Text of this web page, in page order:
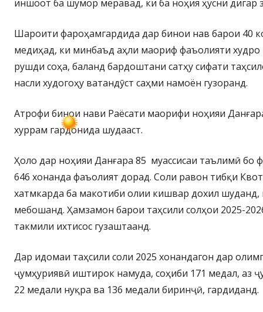
иншоот ба шумор меравад, ки ба ноҳия ҳусни дигар
Шароити фароҳамгардида дар бинои нав барои 40
медиҳад, ки минбаъд аҳли маориф фаъолияти
рушди соҳа, баланд бардоштани сатҳу сифати
насли худогоҳу ватандӯст саҳми намоён гузоранд.
Атрофи бинои нави Раёсати маорифи ноҳияи
хуррам гардонида шудааст.
Ҳоло дар ноҳияи Данғара 85 муассисаи таълимӣ бо
646 хонанда фаъолият дорад. Соли равон тибқи
хатмкарда ба макотиби олии кишвар дохил шуданд,
мебошанд. Ҳамзамон барои таҳсили солҳои 2025-
такмили ихтисос гузаштаанд.
Дар идомаи таҳсили соли 2025 хонандагон дар
ҷумҳуриявӣ иштирок намуда, соҳиби 171 медал, аз
22 медали нуқра ва 136 медали биринҷӣ, гардиданд.